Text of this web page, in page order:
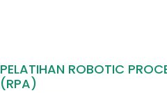
PELATIHAN ROBOTIC
(RPA)